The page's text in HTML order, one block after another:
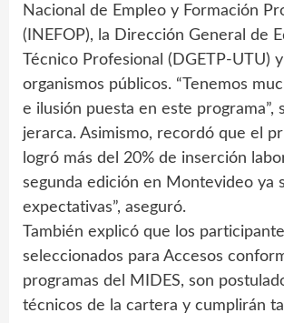
Nacional de Empleo y Formación
(INEFOP), la Dirección General de
Técnico Profesional (DGETP-UTU)
organismos públicos. “Tenemos
e ilusión puesta en este programa”,
jerarca. Asimismo, recordó que el
logró más del 20% de inserción
segunda edición en Montevideo ya
expectativas”, aseguró.
También explicó que los
seleccionados para Accesos
programas del MIDES, son
técnicos de la cartera y cumplirán